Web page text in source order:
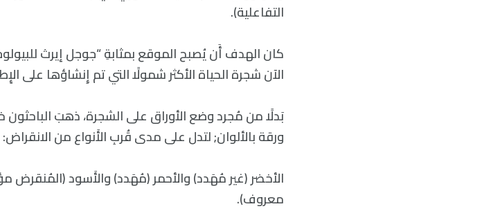
التفاعلية).
الآن شجرة الحياة الأكثر شمولًا التي تم إِنشاؤها على
بَدلًا من مُجرد وضع الأوراق على الشجرة، ذهبَ
ورقة بالألوان; لتدل على مدى قُربِ الأَنواع من الانقراض:
الأخضر (غير مُهَدد) والأحمر (مُهَدد) والأَسود (المُنقرض
معروف).